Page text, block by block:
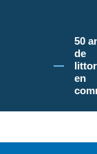
du littoral, vous
50
de
en